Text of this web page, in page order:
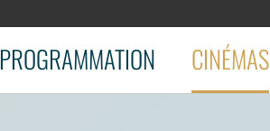
PROGRAMMATION CINÉMAS